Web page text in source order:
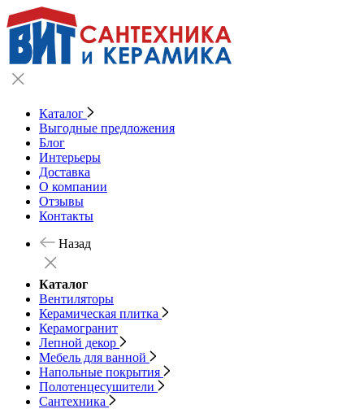
Каталог
Выгодные предложения
Блог
Интерьеры
Доставка
О компании
Отзывы
Контакты
Назад
Каталог
Вентиляторы
Керамическая плитка
Керамогранит
Лепной декор
Мебель для ванной
Напольные покрытия
Полотенцесушители
Сантехника